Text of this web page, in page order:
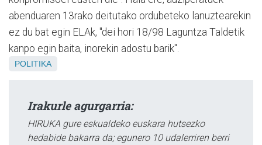
abenduaren 13rako deitutako ordubeteko lanuztearekin
ez du bat egin ELAk, "dei hori 18/98 Laguntza Taldetik
kanpo egin baita, inorekin adostu barik".
POLITIKA
Irakurle agurgarria:
HIRUKA gure eskualdeko euskara hutsezko
hedabide bakarra da; egunero 10 udalerriren berri